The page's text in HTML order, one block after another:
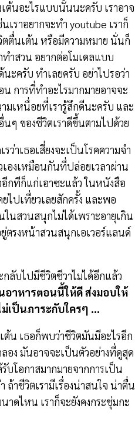
ต้นอะไรแบบนั้นนะครับ เราอาจ
เราอยากจะทำ youtube เราก็
ตื่นเต้น หรือมีความหมาย นั่นก็
ำสวน อยากต่อโมเดลแบบ
ะครับ ทำเลยครับ อย่าไปรอว่า
การที่ทำอะไรมากมายอาจจะ
มเหนื่อยที่เรารู้สึกดีนะครับ และ
ๆ ของชีวิตเราดีขึ้นตามไปด้วย
าเธอเสี่ยงจะเป็นโรคความจำ
เองเหมือนกันที่ปล่อยเวลาผ่าน
กทีก็แก่เอาซะแล้ว ในหนังสือ
ไปเที่ยวเลยสักครั้ง และพอ
นสวนสนุกไม่ได้เพราะอายุเกิน
ตรงหน้าสวนสนุกเอเวอร์แลนด์
ลับไปมีชีวิตชีวาไม่ได้อีกแล้ว
าหารตอนนี้ให้ดี ส่งมอบให้
เป็นภาระกับใครๆ …
น เธอก็พบว่าชีวิตมันมีอะไรอีก
อง มันอาจจะเป็นตัวอย่างที่ดูสุด
บโอกาสมากมายจากการเป็น
ถ้าชีวิตเรามีเรื่องน่าสนใจ น่าตื่น
าดไหน เราก็จะยังคงกระชุ่มกะ